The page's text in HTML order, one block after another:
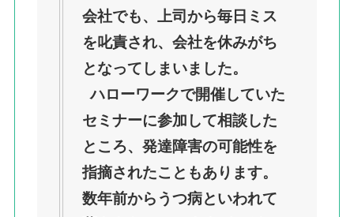
会社でも、上司から毎日ミス
を叱責され、会社を休みがち
となってしまいました。
ハローワークで開催していた
セミナーに参加して相談した
ところ、発達障害の可能性を
指摘されたこともあります。
数年前からうつ病といわれて